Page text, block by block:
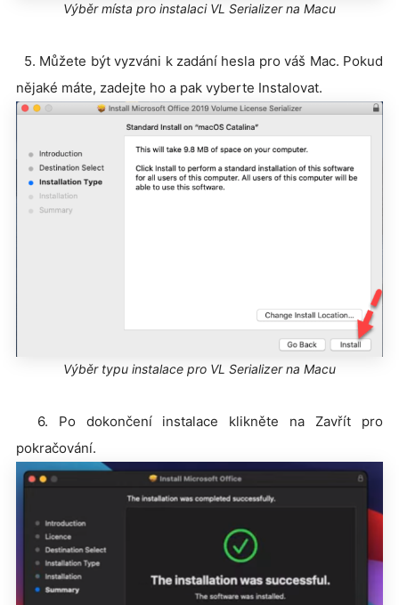
Výběr místa pro instalaci VL Serializer na Macu
5. Můžete být vyzváni k zadání hesla pro váš Mac. Pokud
nějaké máte, zadejte ho a pak vyberte Instalovat.
Výběr typu instalace pro VL Serializer na Macu
6. Po dokončení instalace klikněte na Zavřít pro
pokračování.